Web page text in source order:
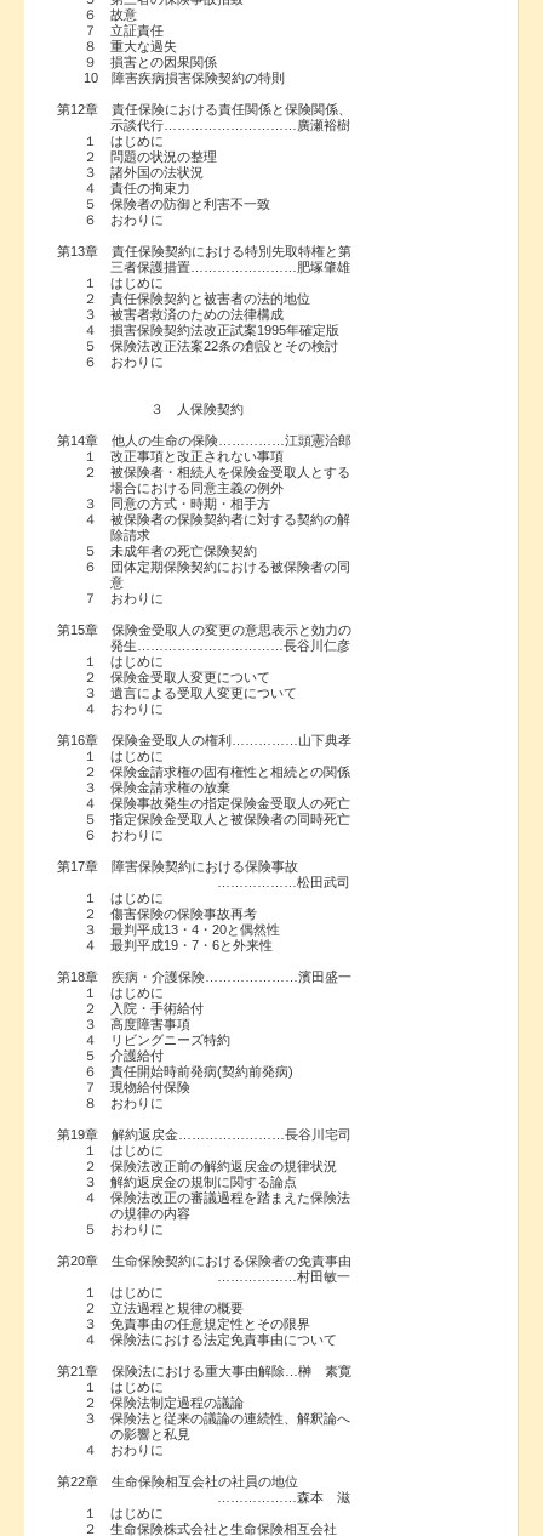
６ 故意
７ 立証責任
８ 重大な過失
９ 損害との因果関係
10 障害疾病損害保険契約の特則
第12章 責任保険における責任関係と保険関係、
示談代行…………………………廣瀬裕樹
１ はじめに
２ 問題の状況の整理
３ 諸外国の法状況
４ 責任の拘束力
５ 保険者の防御と利害不一致
６ おわりに
第13章 責任保険契約における特別先取特権と第
三者保護措置……………………肥塚肇雄
１ はじめに
２ 責任保険契約と被害者の法的地位
３ 被害者救済のための法律構成
４ 損害保険契約法改正試案1995年確定版
５ 保険法改正法案22条の創設とその検討
６ おわりに
３ 人保険契約
第14章 他人の生命の保険……………江頭憲治郎
１ 改正事項と改正されない事項
２ 被保険者・相続人を保険金受取人とする
場合における同意主義の例外
３ 同意の方式・時期・相手方
４ 被保険者の保険契約者に対する契約の解
除請求
５ 未成年者の死亡保険契約
６ 団体定期保険契約における被保険者の同
意
７ おわりに
第15章 保険金受取人の変更の意思表示と効力の
発生……………………………長谷川仁彦
１ はじめに
２ 保険金受取人変更について
３ 遺言による受取人変更について
４ おわりに
第16章 保険金受取人の権利……………山下典孝
１ はじめに
２ 保険金請求権の固有権性と相続との関係
３ 保険金請求権の放棄
４ 保険事故発生の指定保険金受取人の死亡
５ 指定保険金受取人と被保険者の同時死亡
６ おわりに
第17章 障害保険契約における保険事故
………………松田武司
１ はじめに
２ 傷害保険の保険事故再考
３ 最判平成13・4・20と偶然性
４ 最判平成19・7・6と外来性
第18章 疾病・介護保険…………………濱田盛一
１ はじめに
２ 入院・手術給付
３ 高度障害事項
４ リビングニーズ特約
５ 介護給付
６ 責任開始時前発病(契約前発病)
７ 現物給付保険
８ おわりに
第19章 解約返戻金……………………長谷川宅司
１ はじめに
２ 保険法改正前の解約返戻金の規律状況
３ 解約返戻金の規制に関する論点
４ 保険法改正の審議過程を踏まえた保険法
の規律の内容
５ おわりに
第20章 生命保険契約における保険者の免責事由
………………村田敏一
１ はじめに
２ 立法過程と規律の概要
３ 免責事由の任意規定性とその限界
４ 保険法における法定免責事由について
第21章 保険法における重大事由解除…榊 素寛
１ はじめに
２ 保険法制定過程の議論
３ 保険法と従来の議論の連続性、解釈論へ
の影響と私見
４ おわりに
第22章 生命保険相互会社の社員の地位
………………森本 滋
１ はじめに
２ 生命保険株式会社と生命保険相互会社